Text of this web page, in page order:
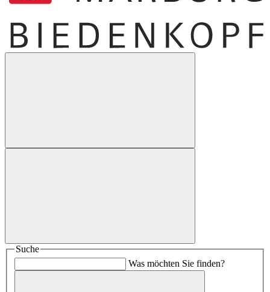
Suche
Was möchten Sie finden?